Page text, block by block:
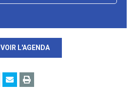
VOIR L'AGENDA